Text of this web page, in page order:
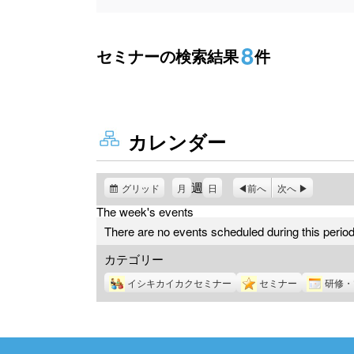
セミナーの検索結果8件
カレンダー
グリッド 月 週 日 前へ 次へ
The week's events
There are no events scheduled during this
カテゴリー
イシキカイカクセミナー セミナー 研修